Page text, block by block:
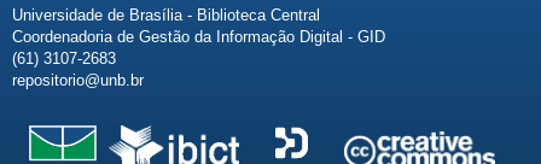
Universidade de Brasília - Biblioteca Central
Coordenadoria de Gestão da Informação Digital - GID
(61) 3107-2683
repositorio@unb.br